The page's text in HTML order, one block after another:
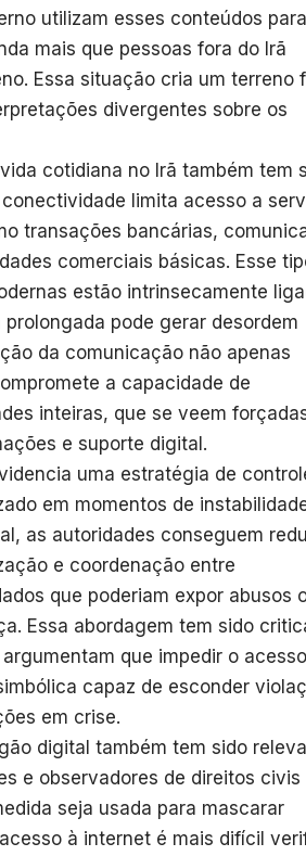
utilizam esses conteúdos para
mais que pessoas fora do Irã
Essa situação cria um terreno
divergentes sobre os
cotidiana no Irã também tem
limita acesso a
transações bancárias,
comerciais básicas. Esse
estão intrinsecamente
pode gerar desordem
da comunicação não apenas
a capacidade de
inteiras, que se veem
e suporte digital.
uma estratégia de
em momentos de
as autoridades conseguem
e coordenação entre
que poderiam expor abusos
Essa abordagem tem sido
que impedir o
capaz de esconder
em crise.
digital também tem sido
e observadores de direitos civis
seja usada para mascarar
à internet é mais difícil